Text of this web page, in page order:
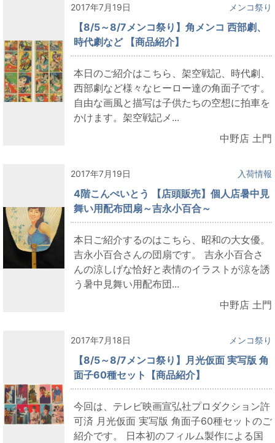
2017年7月19日 メンコ祭り
【8/5～8/7メンコ祭り】角メンコ 西部劇、
時代劇など 【商品紹介】
本日のご紹介はこちら、架空戦記、時代劇、
西部劇など様々なヒーロー達の角面子です。
自由な画風と描写は子供たちの空想に拍車を
かけます。架空戦記メ...
中野店 土門
2017年7月19日 入荷情報
4階こんぺいとう 【店頭販売】個人店暑中見
舞い用配布団扇～吉永小百合～
本日ご紹介するのはこちら、昭和の大女優。
吉永小百合さんの団扇です。 吉永小百合さ
んの涼しげな恰好と表情のイラストが涼を誘
う暑中見舞い用配布団...
中野店 土門
2017年7月18日 メンコ祭り
【8/5～8/7メンコ祭り】月光仮面 実写版 角
面子60種セット【商品紹介】
今回は、テレビ映画宣弘社プロダクション許
可済 月光仮面 実写版 角面子60種セットのご
紹介です。 日本初のフィルム製作による国